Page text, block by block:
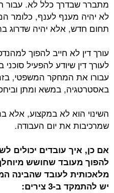
מתברר שבדרך כלל לא. עבור
לא יהיה מענף לענף, כלומר
תחום חדש, אלא יהיה שדרוג
עורך דין לא חייב להפוך
לעורך דין שיודע להפעיל
עבורו את המחקר המשפטי,
באסטרטגיה, במשא ומתן
השינוי הוא לא במקצוע, אלא
שמרכיבות את יום העבודה.
אם כן, איך עובדים יכולים
להפוך מעובד שחושש
מלאכותית לעובד שהבינה
יש להתמקד ב-3 צירים: